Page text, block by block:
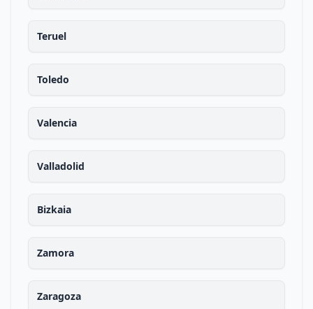
Teruel
Toledo
Valencia
Valladolid
Bizkaia
Zamora
Zaragoza